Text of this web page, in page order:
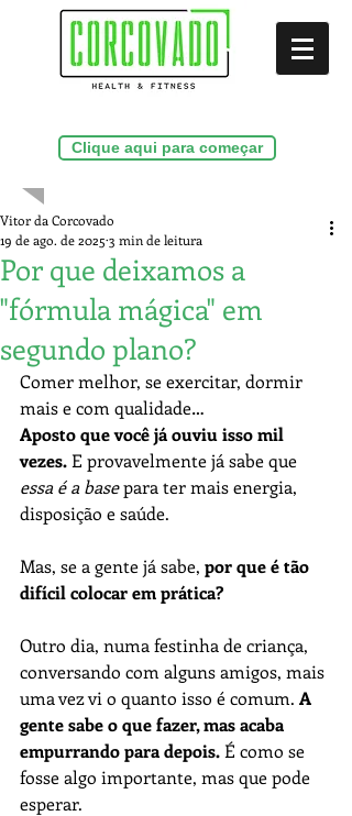
Clique aqui para começar
Por que deixamos a
"fórmula mágica" em
segundo plano?
Vitor da Corcovado
19 de ago. de 2025 3 min de leitura
Comer melhor, se exercitar, dormir
mais e com qualidade…
Aposto que você já ouviu isso mil
vezes. E provavelmente já sabe que
essa é a base para ter mais energia,
disposição e saúde.
Mas, se a gente já sabe, por que é tão
difícil colocar em prática?
Outro dia, numa festinha de criança,
conversando com alguns amigos, mais
uma vez vi o quanto isso é comum. A
gente sabe o que fazer, mas acaba
empurrando para depois. É como se
fosse algo importante, mas que pode
esperar.